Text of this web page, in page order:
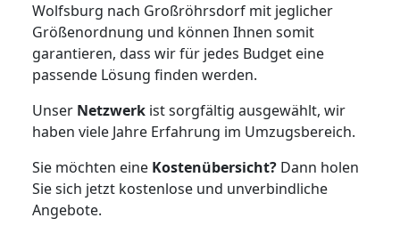
Wolfsburg nach Großröhrsdorf mit jeglicher
Größenordnung und können Ihnen somit
garantieren, dass wir für jedes Budget eine
passende Lösung finden werden.
Unser Netzwerk ist sorgfältig ausgewählt, wir
haben viele Jahre Erfahrung im Umzugsbereich.
Sie möchten eine Kostenübersicht? Dann holen
Sie sich jetzt kostenlose und unverbindliche
Angebote.